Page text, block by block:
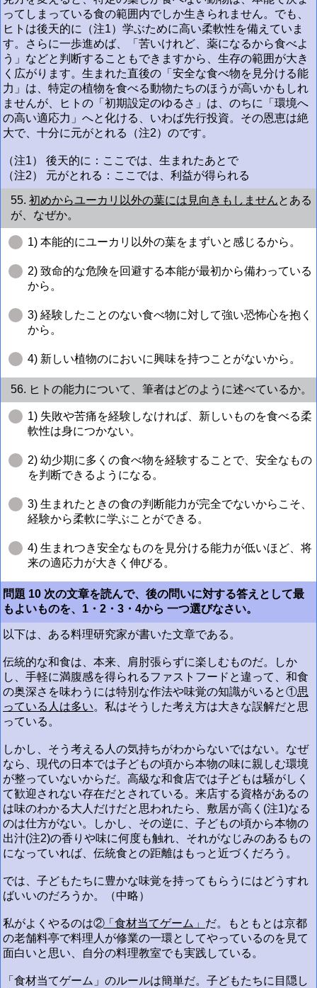
ってしまっている食の範囲内でしか生きられません。でも、
ヒトは後天的に（注1）学ぶために高い柔軟性を備えていま
す。さらに一歩進めば、「苦いけれど、薬になるから食べよ
う」などと判断することもできますから、生存の範囲が大き
く広がります。生まれた直後の「安全な食べ物を見分ける能
力」は、特定の植物を食べる動物たちのほうが高いかもしれ
ませんが、ヒトの「初期設定のゆるさ」は、のちに「環境へ
の高い適応力」へと化ける、いわば先行投資。その恩恵は絶
大で、十分に元がとれる（注2）のです。
（注1） 後天的に：ここでは、生まれたあとで
（注2） 元がとれる：ここでは、利益が得られる
55. 初めからユーカリ以外の葉には見向きもしませんとある
が、なぜか。
1) 本能的にユーカリ以外の葉をまずいと感じるから。
2) 致命的な危険を回避する本能が最初から備わっている
から。
3) 経験したことのない食べ物に対して強い恐怖心を抱く
から。
4) 新しい植物のにおいに興味を持つことがないから。
56. ヒトの能力について、筆者はどのように述べているか。
1) 失敗や苦痛を経験しなければ、新しいものを食べる柔
軟性は身につかない。
2) 幼少期に多くの食べ物を経験することで、安全なもの
を判断できるようになる。
3) 生まれたときの食の判断能力が完全でないからこそ、
経験から柔軟に学ぶことができる。
4) 生まれつき安全なものを見分ける能力が低いほど、将
来の適応力が大きく伸びる。
問題 10 次の文章を読んで、後の問いに対する答えとして最
もよいものを、1・2・3・4から 一つ選びなさい。
以下は、ある料理研究家が書いた文章である。
伝統的な和食は、本来、肩肘張らずに楽しむものだ。しか
し、手軽に満腹感を得られるファストフードと違って、和食
の奥深さを味わうには特別な作法や味覚の知識がいると①思
っている人は多い。私はそうした考え方は大きな誤解だと思
っている。
しかし、そう考える人の気持ちがわからないではない。なぜ
なら、現代の日本では子どもの頃から本物の味に親しむ環境
が整っていないからだ。高級な和食店では子どもは騒がしく
て歓迎されない存在だとされている。来店する資格があるの
は味のわかる大人だけだと思われたら、敷居が高く(注1)なる
のは仕方がない。しかし、その逆に、子どもの頃から本物の
出汁(注2)の香りや味に何度も触れ、それがなじみのあるもの
になっていれば、伝統食との距離はもっと近づくだろう。
では、子どもたちに豊かな味覚を持ってもらうにはどうすれ
ばいいのだろうか。（中略）
私がよくやるのは②「食材当てゲーム」 だ。もともとは京都
の老舗料亭で料理人が修業の一環としてやっているのを見て
面白いと思い、自分の料理教室でも実践している。
「食材当てゲーム」のルールは簡単だ。子どもたちに目隠し